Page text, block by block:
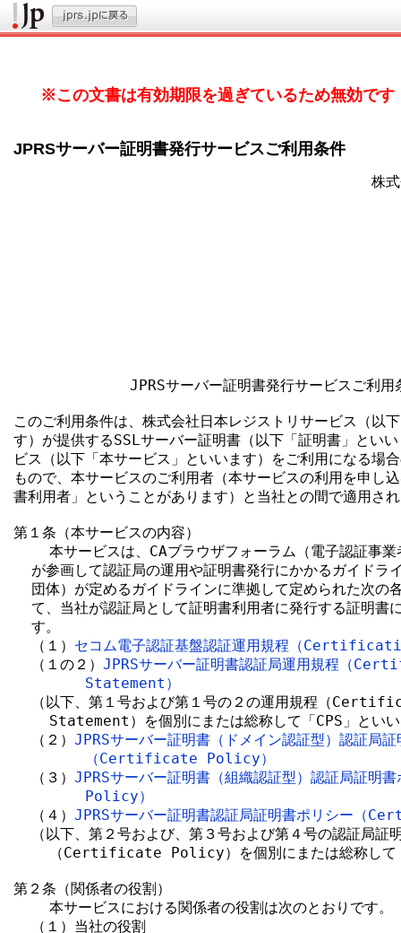
※この文書は有効期限を過ぎているため無効です
JPRSサーバー証明書発行サービスご利用条件
株式会
JPRSサーバー証明書発行サービスご利用
このご利用条件は、株式会社日本レジストリサービス（以
す）が提供するSSLサーバー証明書（以下「証明書」とい
ビス（以下「本サービス」といいます）をご利用になる場
もので、本サービスのご利用者（本サービスの利用を申し
書利用者」ということがあります）と当社との間で適用さ
第１条（本サービスの内容）
本サービスは、CAブラウザフォーラム（電子認証事業
が参画して認証局の運用や証明書発行にかかるガイドラ
団体）が定めるガイドラインに準拠して定められた次の
て、当社が認証局として証明書利用者に発行する証明書
  す。
  （１）
セコム電子認証基盤認証運用規程（
  （１の２）
JPRSサーバー証明書認証局運用規程
Statement）
（以下、第１号および第１号の２の運用規程（
Statement）を個別にまたは総称して「CPS」といい
  （２）
JPRSサーバー証明書（ドメイン認証型）認証局
（Certificate Policy）
  （３）
JPRSサーバー証明書（組織認証型）認証局
Policy）
  （４）
JPRSサーバー証明書認証局証明書ポリシー
（以下、第２号および、第３号および第４号の認証局証
（Certificate Policy）を個別にまたは総称して
第２条（関係者の役割）
    本サービスにおける関係者の役割は次のとおりです。
  （１）当社の役割